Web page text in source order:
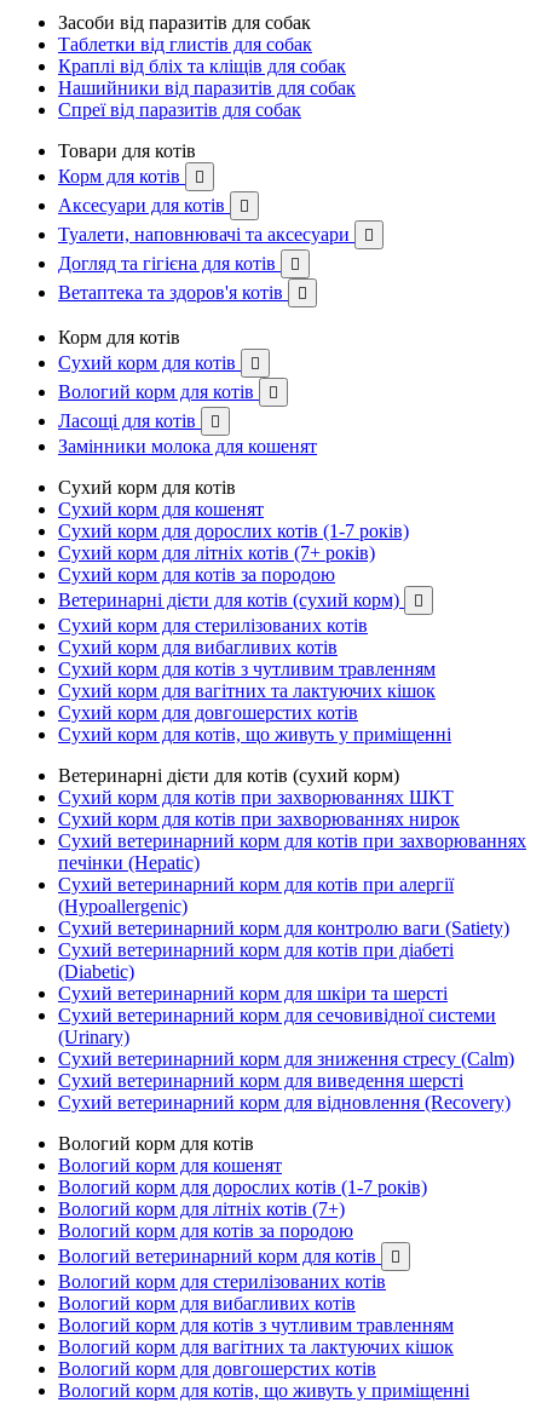
Засоби від паразитів для собак
Таблетки від глистів для собак
Краплі від бліх та кліщів для собак
Нашийники від паразитів для собак
Спреї від паразитів для собак
Товари для котів
Корм для котів

Аксесуари для котів 
Туалети, наповнювачі та аксесуари 
Догляд та гігієна для котів 
Ветаптека та здоров'я котів 
Корм для котів
Сухий корм для котів

Вологий корм для котів 
Ласощі для котів 
Замінники молока для кошенят
Сухий корм для котів
Сухий корм для кошенят
Сухий корм для дорослих котів (1-7 років)
Сухий корм для літніх котів (7+ років)
Сухий корм для котів за породою
Ветеринарні дієти для котів (сухий корм)

Сухий корм для стерилізованих котів
Сухий корм для вибагливих котів
Сухий корм для котів з чутливим травленням
Сухий корм для вагітних та лактуючих кішок
Сухий корм для довгошерстих котів
Сухий корм для котів, що живуть у приміщенні
Ветеринарні дієти для котів (сухий корм)
Сухий корм для котів при захворюваннях ШКТ
Сухий корм для котів при захворюваннях нирок
Сухий ветеринарний корм для котів при захворюваннях
печінки (Hepatic)
Сухий ветеринарний корм для котів при алергії
(Hypoallergenic)
Сухий ветеринарний корм для контролю ваги (Satiety)
Сухий ветеринарний корм для котів при діабеті
(Diabetic)
Сухий ветеринарний корм для шкіри та шерсті
Сухий ветеринарний корм для сечовивідної системи
(Urinary)
Сухий ветеринарний корм для зниження стресу (Calm)
Сухий ветеринарний корм для виведення шерсті
Сухий ветеринарний корм для відновлення (Recovery)
Вологий корм для котів
Вологий корм для кошенят
Вологий корм для дорослих котів (1-7 років)
Вологий корм для літніх котів (7+)
Вологий корм для котів за породою
Вологий ветеринарний корм для котів

Вологий корм для стерилізованих котів
Вологий корм для вибагливих котів
Вологий корм для котів з чутливим травленням
Вологий корм для вагітних та лактуючих кішок
Вологий корм для довгошерстих котів
Вологий корм для котів, що живуть у приміщенні